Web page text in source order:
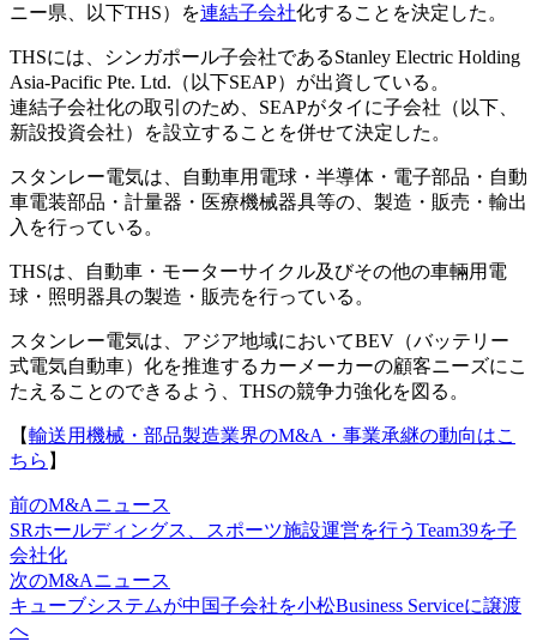
ニー県、以下THS）を連結子会社化することを決定した。
THSには、シンガポール子会社であるStanley Electric Holding
Asia-Pacific Pte. Ltd.（以下SEAP）が出資している。
連結子会社化の取引のため、SEAPがタイに子会社（以下、
新設投資会社）を設立することを併せて決定した。
スタンレー電気は、自動車用電球・半導体・電子部品・自動
車電装部品・計量器・医療機械器具等の、製造・販売・輸出
入を行っている。
THSは、自動車・モーターサイクル及びその他の車輛用電
球・照明器具の製造・販売を行っている。
スタンレー電気は、アジア地域においてBEV（バッテリー
式電気自動車）化を推進するカーメーカーの顧客ニーズにこ
たえることのできるよう、THSの競争力強化を図る。
【輸送用機械・部品製造業界のM&A・事業承継の動向はこ
ちら 】
前のM&Aニュース
SRホールディングス、スポーツ施設運営を行うTeam39を子
会社化
次のM&Aニュース
キューブシステムが中国子会社を小松Business Serviceに譲渡
へ